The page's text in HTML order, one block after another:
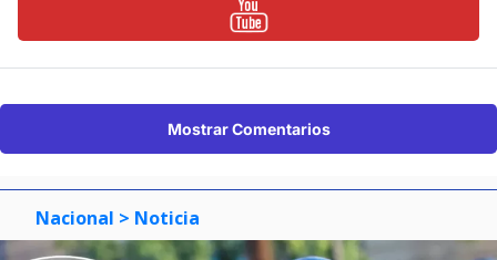
Mostrar Comentarios
Nacional > Noticia